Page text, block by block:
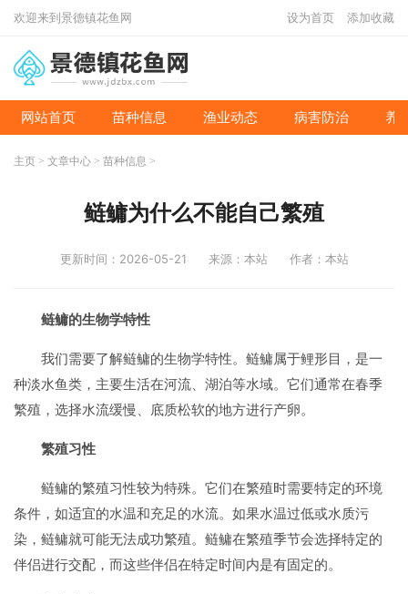
欢迎来到景德镇花鱼网 设为首页 添加收藏
网站首页 苗种信息 渔业动态 病害防治 养
主页 > 文章中心 > 苗种信息 >
鲢鳙为什么不能自己繁殖
更新时间：2026-05-21 来源：本站 作者：本站
鲢鳙的生物学特性
我们需要了解鲢鳙的生物学特性。鲢鳙属于鲤形目，是一
种淡水鱼类，主要生活在河流、湖泊等水域。它们通常在春季
繁殖，选择水流缓慢、底质松软的地方进行产卵。
繁殖习性
鲢鳙的繁殖习性较为特殊。它们在繁殖时需要特定的环境
条件，如适宜的水温和充足的水流。如果水温过低或水质污
染，鲢鳙就可能无法成功繁殖。鲢鳙在繁殖季节会选择特定的
伴侣进行交配，而这些伴侣在特定时间内是有固定的。